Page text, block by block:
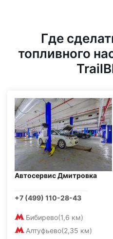
Где
топливного
Автосервис Дмитровка
+7 (499) 110-28-43
Бибирево(1,6 км)
Алтуфьево(2,35 км)